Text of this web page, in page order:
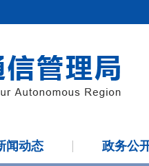
闻动态 政务公